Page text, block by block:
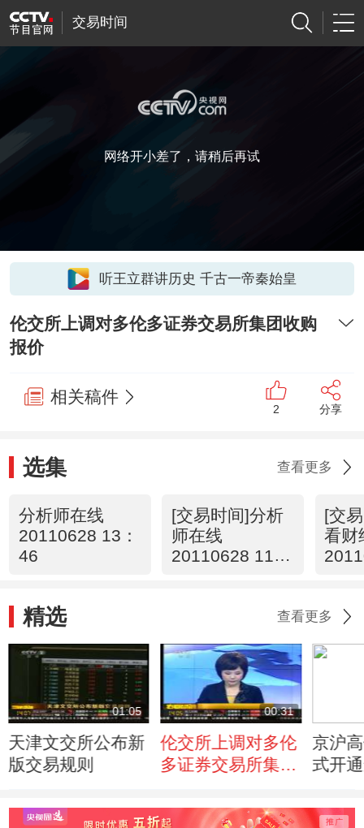
交易时间
网络开小差了，请稍后再试
听王立群讲历史 千古一帝秦始皇
伦交所上调对多伦多证券交易所集团收购
报价
相关稿件
2 分享
选集 查看更多
分析师在线
20110628 13：
46
[交易时间]分析
师在线
20110628 11：
[交
看财
精选 查看更多
01:05
天津文交所公布新
版交易规则
00:31
伦交所上调对多伦
多证券交易所集团
京沪
式开